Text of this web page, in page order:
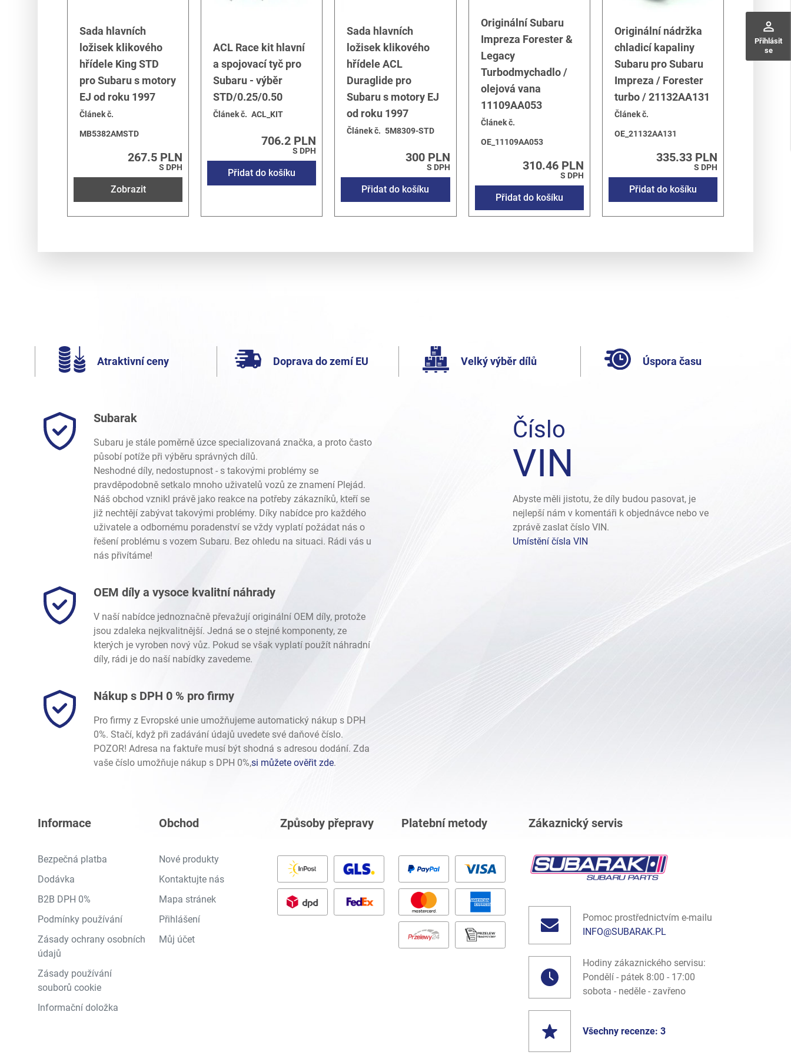
perm_identity
Přihlásit
se
Sada hlavních
ložisek klikového
hřídele King STD
pro Subaru s motory
EJ od roku 1997
Článek č.
MB5382AMSTD
267.5 PLN
S DPH
Zobrazit
ACL Race kit hlavní
a spojovací tyč pro
Subaru - výběr
STD/0.25/0.50
Článek č. ACL_KIT
706.2 PLN
S DPH
Přidat do košíku
Sada hlavních
ložisek klikového
hřídele ACL
Duraglide pro
Subaru s motory EJ
od roku 1997
Článek č. 5M8309-STD
300 PLN
S DPH
Přidat do košíku
Originální Subaru
Impreza Forester &
Legacy
Turbodmychadlo /
olejová vana
11109AA053
Článek č.
OE_11109AA053
310.46 PLN
S DPH
Přidat do košíku
Originální nádržka
chladicí kapaliny
Subaru pro Subaru
Impreza / Forester
turbo / 21132AA131
Článek č.
OE_21132AA131
335.33 PLN
S DPH
Přidat do košíku
Atraktivní ceny Doprava do zemí EU Velký výběr dílů Úspora času
Subarak
Subaru je stále poměrně úzce specializovaná značka, a proto často
působí potíže při výběru správných dílů.
Neshodné díly, nedostupnost - s takovými problémy se
pravděpodobně setkalo mnoho uživatelů vozů ze znamení Plejád.
Náš obchod vznikl právě jako reakce na potřeby zákazníků, kteří se
již nechtějí zabývat takovými problémy. Díky nabídce pro každého
uživatele a odbornému poradenství se vždy vyplatí požádat nás o
řešení problému s vozem Subaru. Bez ohledu na situaci. Rádi vás u
nás přivítáme!
OEM díly a vysoce kvalitní náhrady
V naší nabídce jednoznačně převažují originální OEM díly, protože
jsou zdaleka nejkvalitnější. Jedná se o stejné komponenty, ze
kterých je vyroben nový vůz. Pokud se však vyplatí použít náhradní
díly, rádi je do naší nabídky zavedeme.
Nákup s DPH 0 % pro firmy
Pro firmy z Evropské unie umožňujeme automatický nákup s DPH
0%. Stačí, když při zadávání údajů uvedete své daňové číslo.
POZOR! Adresa na faktuře musí být shodná s adresou dodání. Zda
vaše číslo umožňuje nákup s DPH 0%,si můžete ověřit zde.
Číslo
VIN
Abyste měli jistotu, že díly budou pasovat, je
nejlepší nám v komentáři k objednávce nebo ve
zprávě zaslat číslo VIN.
Umístění čísla VIN
Informace
Bezpečná platba
Dodávka
B2B DPH 0%
Podmínky používání
Zásady ochrany osobních
údajů
Zásady používání
souborů cookie
Informační doložka
Obchod
Nové produkty
Kontaktujte nás
Mapa stránek
Přihlášení
Můj účet
Způsoby přepravy Platební metody Zákaznický servis
Pomoc prostřednictvím e-mailu
INFO@SUBARAK.PL
Hodiny zákaznického servisu:
Pondělí - pátek 8:00 - 17:00
sobota - neděle - zavřeno
Všechny recenze: 3